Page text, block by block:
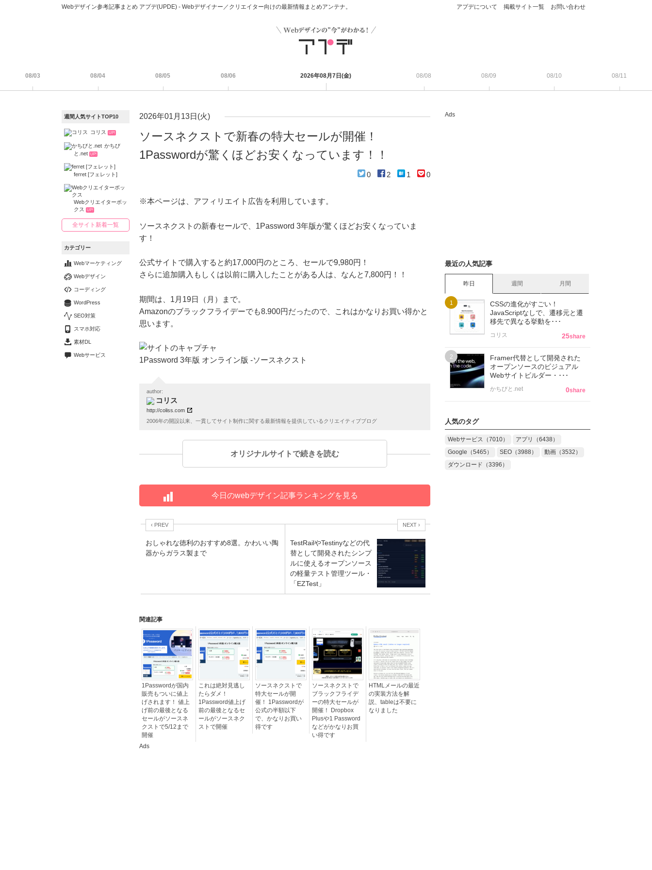
Webデザイン参考記事まとめ アプデ(UPDE) - Webデザイナー／クリエイター向けの最新情報まとめアンテナ。 アプデについて 掲載サイト一覧 お問い合わせ
08/03 08/04 08/05 08/06 2026年08月7日(金) 08/08 08/09 08/10 08/11
2026年01月13日(火)
ソースネクストで新春の特大セールが開催！
1Passwordが驚くほどお安くなっています！！
0 2 1 0
※本ページは、アフィリエイト広告を利用しています。
ソースネクストの新春セールで、1Password 3年版が驚くほどお安くなっていま
す！
公式サイトで購入すると約17,000円のところ、セールで9,980円！
さらに追加購入もしくは以前に購入したことがある人は、なんと7,800円！！
期間は、1月19日（月）まで。
Amazonのブラックフライデーでも8.900円だったので、これはかなりお買い得かと
思います。
1Password 3年版 オンライン版 -ソースネクスト
author:
コリス
http://coliss.com
2006年の開設以来、一貫してサイト制作に関する最新情報を提供しているクリエイティブブログ
オリジナルサイトで続きを読む
今日のwebデザイン記事ランキングを見る
‹ PREV
おしゃれな徳利のおすすめ8選。かわいい陶
器からガラス製まで
NEXT ›
TestRailやTestinyなどの代
替として開発されたシンプ
ルに使えるオープンソース
の軽量テスト管理ツール・
「EZTest」
関連記事
1Passwordが国内
販売もついに値上
げされます！ 値上
げ前の最後となる
セールがソースネ
クストで5/12まで
開催
これは絶対見逃し
たらダメ！
1Password値上げ
前の最後となるセ
ールがソースネク
ストで開催
ソースネクストで
特大セールが開
催！ 1Passwordが
公式の半額以下
で、かなりお買い
得です
ソースネクストで
ブラックフライデ
ーの特大セールが
開催！ Dropbox
Plusや1 Password
などがかなりお買
い得です
HTMLメールの最近
の実装方法を解
説、tableは不要に
なりました
Ads
Ads
最近の人気記事
昨日 週間 月間
CSSの進化がすごい！
JavaScriptなしで、遷移元と遷
移先で異なる挙動を･･･
コリス 25share
Framer代替として開発された
オープンソースのビジュアル
Webサイトビルダー・･･･
かちびと.net 0share
人気のタグ
Webサービス（7010）
アプリ（6438）
Google（5465）
SEO（3988）
動画（3532）
ダウンロード（3396）
週間人気サイトTOP10
コリス UP!
かちび
と.net UP!
ferret [フェレット]
Webクリエイターボッ
クス
UP!
全サイト新着一覧
カテゴリー
Webマーケティング
Webデザイン
コーディング
WordPress
SEO対策
スマホ対応
素材DL
Webサービス